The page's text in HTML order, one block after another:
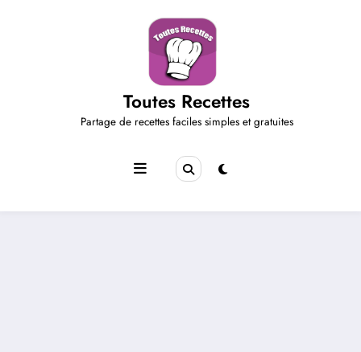
Toutes Recettes
Partage de recettes faciles simples et gratuites